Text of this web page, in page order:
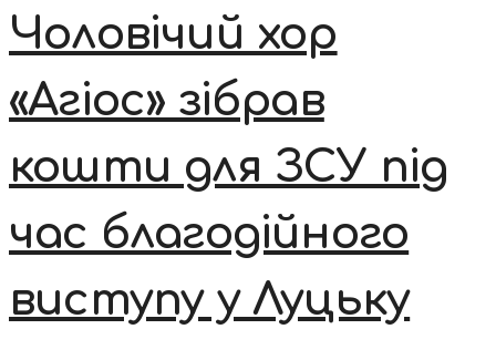
Чоловічий хор
«Агіос» зібрав
кошти для ЗСУ під
час благодійного
виступу у Луцьку